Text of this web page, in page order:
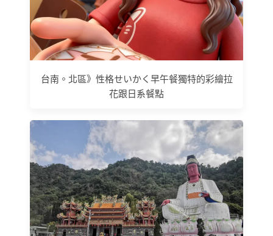
台南。北區》性格せいかく早午餐獨特的彩繪拉
花跟日系餐點